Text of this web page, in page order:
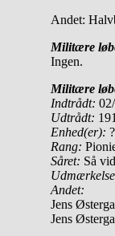
Andet:
Militære
Ingen.
Militære
Indtrådt:
Udtrådt:
Enhed(er): ?
Rang:
Såret: Så
Andet:
Jens
Jens